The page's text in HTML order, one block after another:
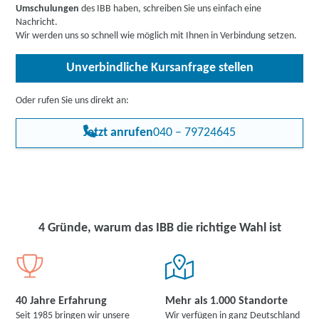
eröffnen sich für Sie noch größere Chancen, in einem attraktiven
Berufsbereich Fuß zu fassen.
Rehabilitand:innen.
Umschulungen des IBB haben, schreiben Sie uns einfach eine
Nachricht.
Wir werden uns so schnell wie möglich mit Ihnen in Verbindung setzen.
Unverbindliche Kursanfrage stellen
Oder rufen Sie uns direkt an:
Jetzt anrufen040 – 79724645
4 Gründe, warum das IBB die richtige Wahl ist
40 Jahre Erfahrung
Seit 1985 bringen wir unsere
Mehr als 1.000 Standorte
Wir verfügen in ganz Deutschland